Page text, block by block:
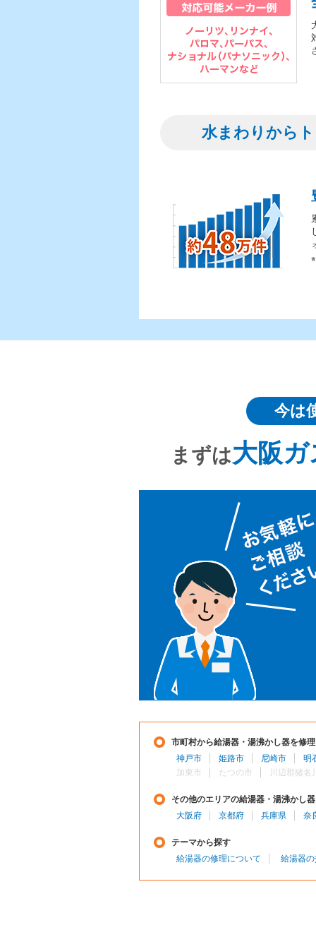
水まわりから
今は
まずは大阪
市町村から給湯器・湯沸かし器を修
神戸市
姫路市 尼崎市
明
加東市
たつの市 川辺郡猪名
その他のエリアの給湯器・湯沸かし
大阪府
京都府 兵庫県 奈
テーマから探す
給湯器の修理について
給湯器